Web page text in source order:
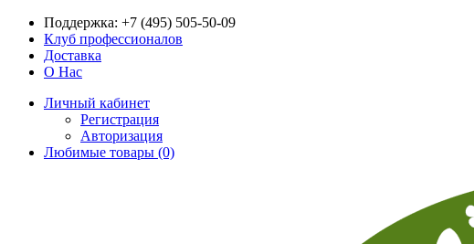
Поддержка: +7 (495) 505-50-09
Клуб профессионалов
Доставка
О Нас
Личный кабинет
Регистрация
Авторизация
Любимые товары (0)